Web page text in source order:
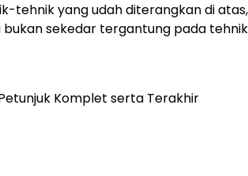
tehnik yang udah diterangkan di
sekedar tergantung pada
Komplet serta Terakhir